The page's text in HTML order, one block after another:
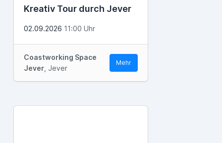
Kreativ Tour durch Jever
02.09.2026 11:00 Uhr
Coastworking Space
Jever , Jever
Mehr